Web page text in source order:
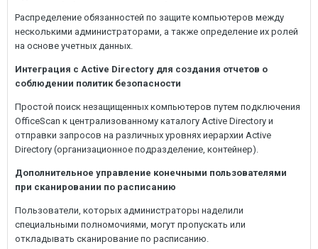
Распределение обязанностей по защите компьютеров между
несколькими администраторами, а также определение их ролей
на основе учетных данных.
Интеграция с Active Directory для создания отчетов о
соблюдении политик безопасности
Простой поиск незащищенных компьютеров путем подключения
OfficeScan к централизованному каталогу Active Directory и
отправки запросов на различных уровнях иерархии Active
Directory (организационное подразделение, контейнер).
Дополнительное управление конечными пользователями
при сканировании по расписанию
Пользователи, которых администраторы наделили
специальными полномочиями, могут пропускать или
откладывать сканирование по расписанию.